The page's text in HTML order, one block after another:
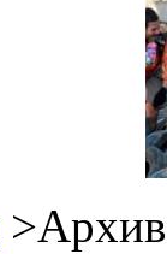
>Архив